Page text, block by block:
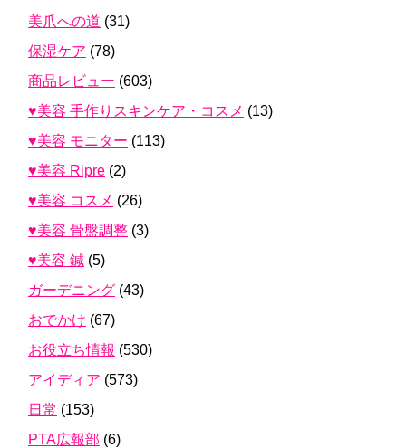
美爪への道 (31)
保湿ケア (78)
商品レビュー (603)
♥美容 手作りスキンケア・コスメ (13)
♥美容 モニター (113)
♥美容 Ripre (2)
♥美容 コスメ (26)
♥美容 骨盤調整 (3)
♥美容 鍼 (5)
ガーデニング (43)
おでかけ (67)
お役立ち情報 (530)
アイディア (573)
日常 (153)
PTA広報部 (6)